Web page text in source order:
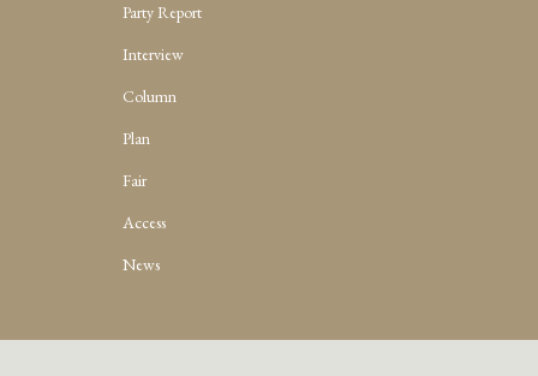
Party Report
Interview
Column
Plan
Fair
Access
News